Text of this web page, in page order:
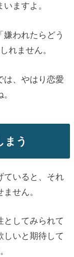
ますよ。
嫌われたらどう
れません。
は、やはり恋愛
まう
ていると、それ
せん。
としてみられて
しいと期待して